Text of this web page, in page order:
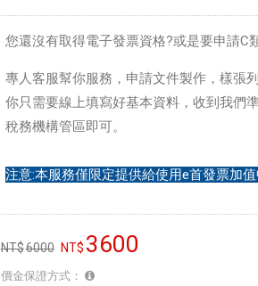
您還沒有取得電子發票資格?或是要申請C
專人客服幫你服務，申請文件製作，樣張
你只需要線上填寫好基本資料，收到我們
稅務機構管區即可。
注意:本服務僅限定提供給使用e首發票加值
6000 3600
價金保證方式：